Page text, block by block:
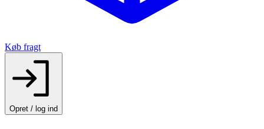
Køb fragt
Opret / log ind